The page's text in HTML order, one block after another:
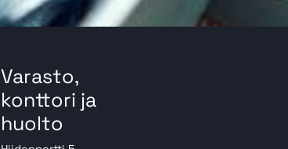
Varasto,
konttori ja
huolto